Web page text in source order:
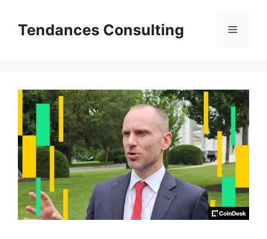
contenuTendances Consulting Menu